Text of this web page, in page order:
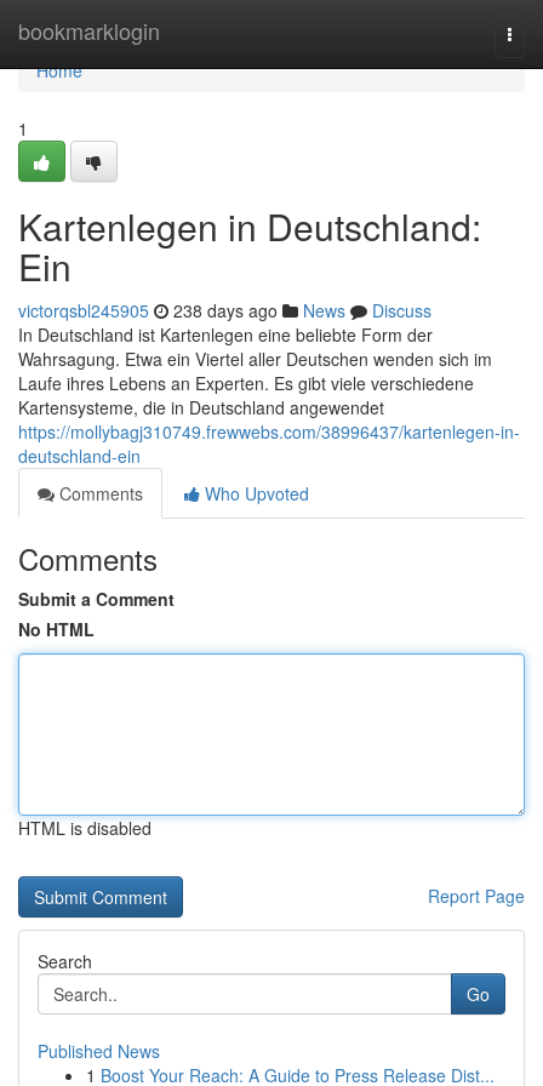
bookmarklogin
Home
Home
1
Kartenlegen in Deutschland:
Ein
victorqsbl245905 238 days ago News
Discuss
In Deutschland ist Kartenlegen eine beliebte Form der
Wahrsagung. Etwa ein Viertel aller Deutschen wenden sich im
Laufe ihres Lebens an Experten. Es gibt viele verschiedene
Kartensysteme, die in Deutschland angewendet
https://mollybagj310749.frewwebs.com/38996437/kartenlegen-in-
deutschland-ein
Comments
Who Upvoted
Comments
Submit a Comment
No HTML
HTML is disabled
Report Page
Search
Go
Published News
1 Boost Your Reach: A Guide to Press Release Dist...